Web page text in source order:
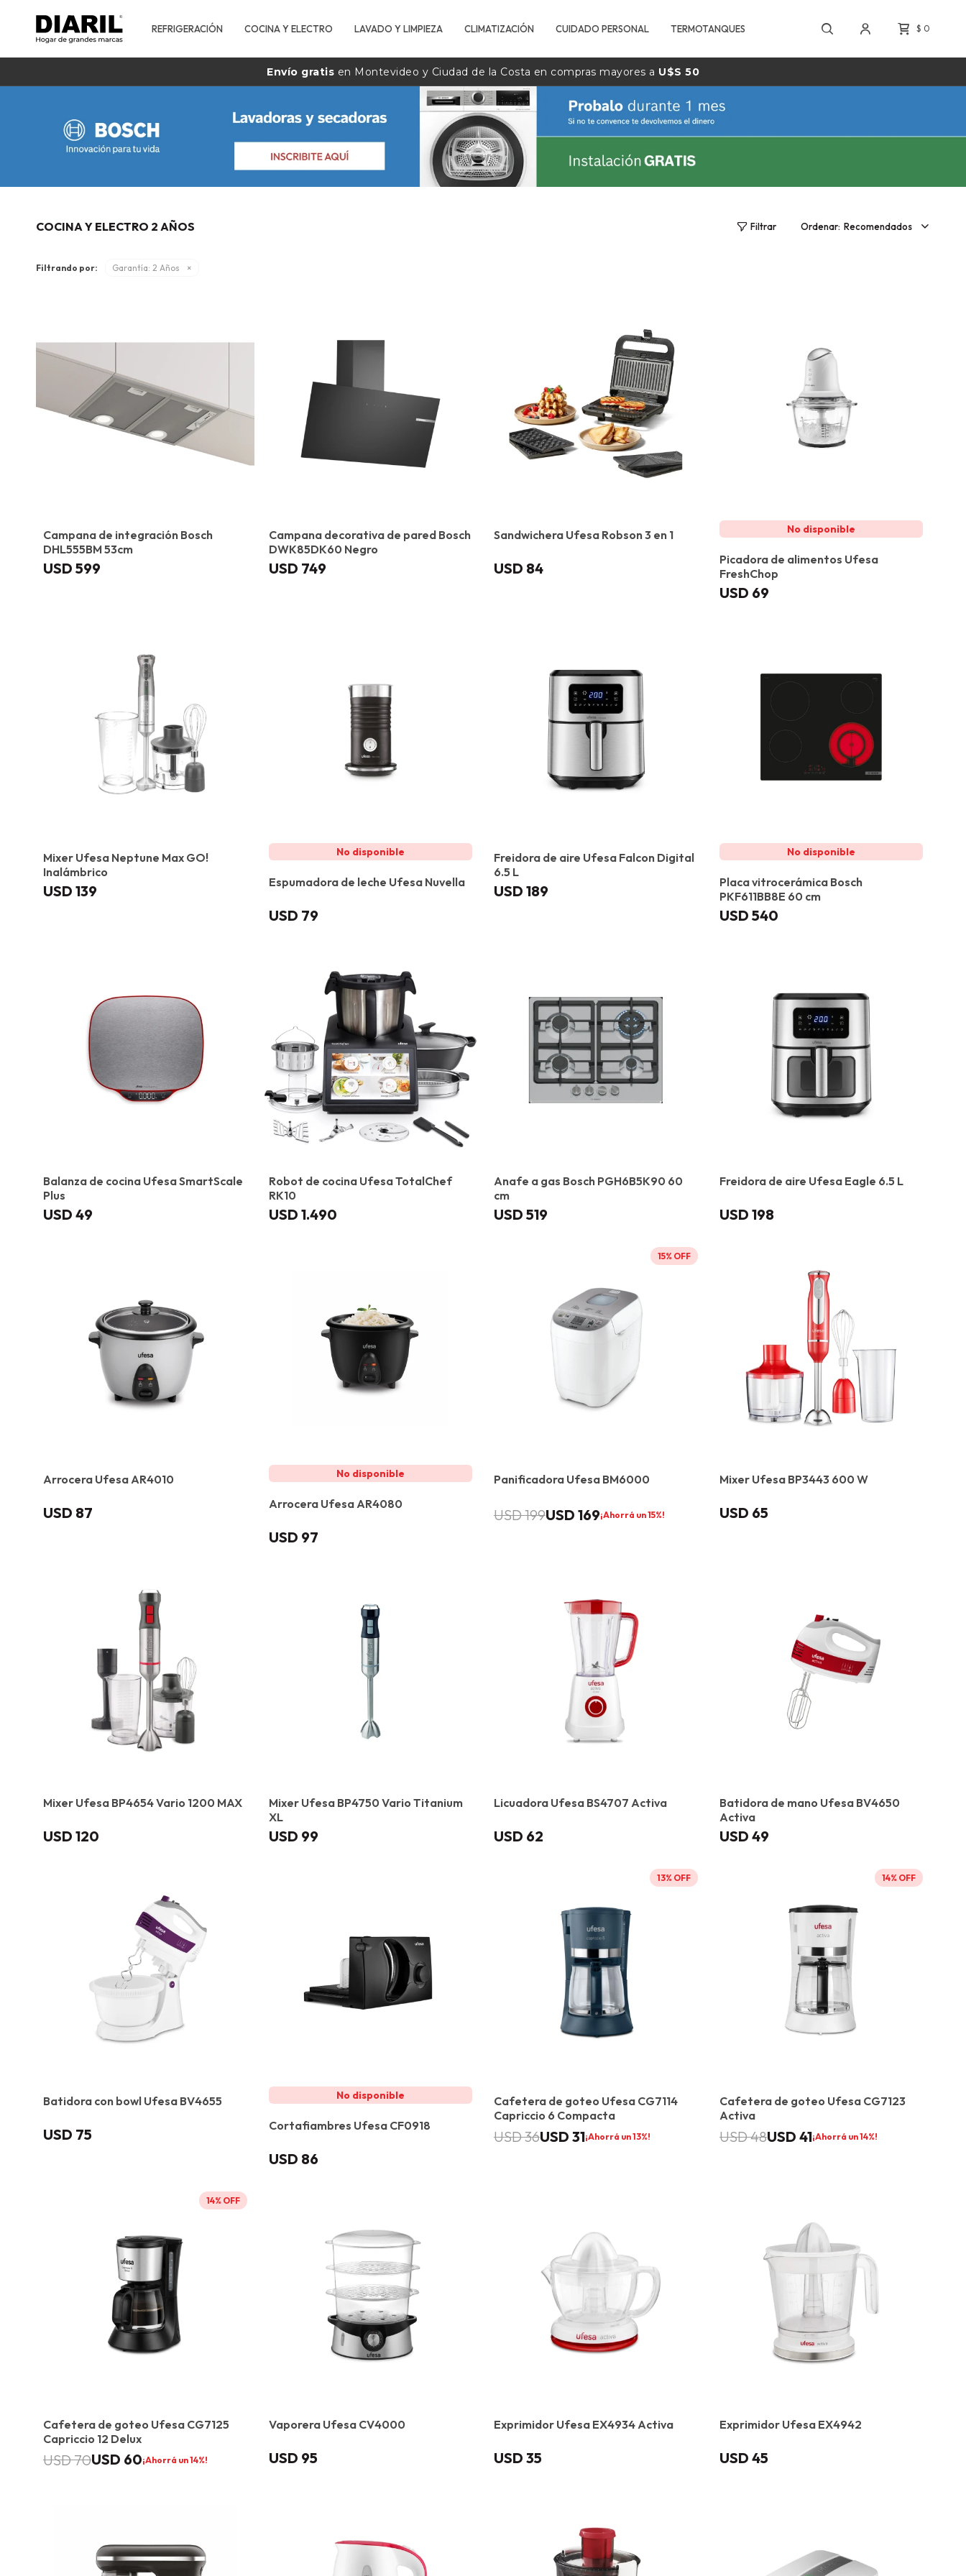
REFRIGERACIÓN COCINA Y ELECTRO LAVADO Y LIMPIEZA CLIMATIZACIÓN CUIDADO PERSONAL TERMOTANQUES $ 0
Envío gratis en Montevideo y Ciudad de la Costa en compras mayores a U$S 50
COCINA Y ELECTRO 2 AÑOS Recomendados
Filtrando por: Garantía: 2 Años
Campana de integración Bosch
DHL555BM 53cm
USD 599
Campana decorativa de pared Bosch
DWK85DK60 Negro
USD 749
Sandwichera Ufesa Robson 3 en 1
USD 84
Picadora de alimentos Ufesa
FreshChop
USD 69
Mixer Ufesa Neptune Max GO!
Inalámbrico
USD 139 Espumadora de leche Ufesa Nuvella
USD 79
Freidora de aire Ufesa Falcon Digital
6.5 L
USD 189
Placa vitrocerámica Bosch
PKF611BB8E 60 cm
USD 540
Balanza de cocina Ufesa SmartScale
Plus
USD 49
Robot de cocina Ufesa TotalChef
RK10
USD 1.490
Anafe a gas Bosch PGH6B5K90 60
cm
USD 519
Freidora de aire Ufesa Eagle 6.5 L
USD 198
Arrocera Ufesa AR4010
USD 87 Arrocera Ufesa AR4080
USD 97
15
Panificadora Ufesa BM6000
USD 169
USD199 15
Mixer Ufesa BP3443 600 W
USD 65
Mixer Ufesa BP4654 Vario 1200 MAX
USD 120
Mixer Ufesa BP4750 Vario Titanium
XL
USD 99
Licuadora Ufesa BS4707 Activa
USD 62
Batidora de mano Ufesa BV4650
Activa
USD 49
Batidora con bowl Ufesa BV4655
USD 75 Cortafiambres Ufesa CF0918
USD 86
13
Cafetera de goteo Ufesa CG7114
Capriccio 6 Compacta
USD 31
USD36 13
14
Cafetera de goteo Ufesa CG7123
Activa
USD 41
USD48 14
14
Cafetera de goteo Ufesa CG7125
Capriccio 12 Delux
USD 60
USD70 14
Vaporera Ufesa CV4000
USD 95
Exprimidor Ufesa EX4934 Activa
USD 35
Exprimidor Ufesa EX4942
USD 45